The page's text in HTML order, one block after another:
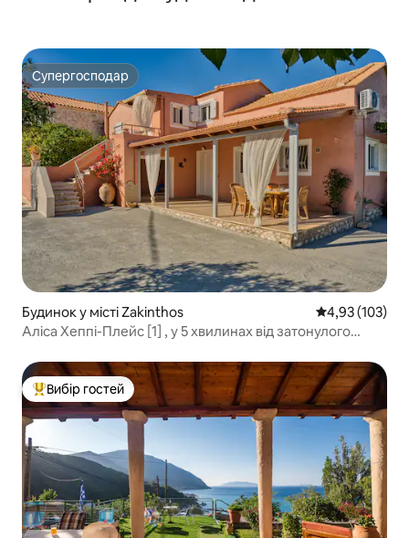
Супергосподар
Супергосподар
Будинок у місті Zakinthos Середня
4,93 (103)
Аліса Хеппі-Плейс [1] , у 5 хвилинах від затонулого
Топ вибір гостей
Вибір гостей